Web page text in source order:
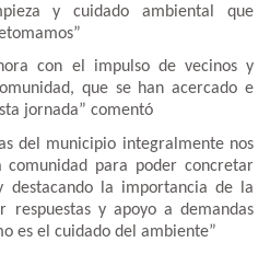
y cuidado ambiental que
con el impulso de vecinos y
que se han acercado e
jornada” comentó
del municipio integralmente nos
comunidad para poder concretar
destacando la importancia de la
respuestas y apoyo a demandas
es el cuidado del ambiente”